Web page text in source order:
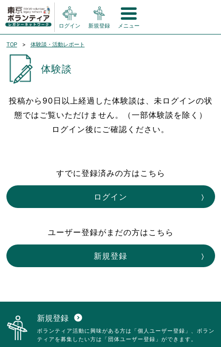
ログイン 新規登録 メニュー
TOP 体験談・活動レポート
体験談
投稿から90日以上経過した体験談は、未ログインの状
態ではご覧いただけません。（一部体験談を除く）
ログイン後にご確認ください。
すでに登録済みの方はこちら
ログイン
ユーザー登録がまだの方はこちら
新規登録
新規登録 expand_circle_down
ボランティア活動に興味がある方は「個人ユーザー登録」、ボラン
ティアを募集したい方は「団体ユーザー登録」ができます。